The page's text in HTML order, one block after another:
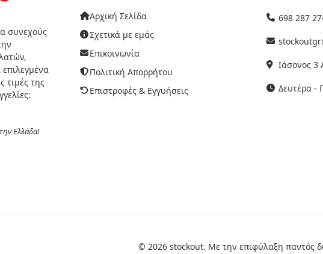
συνεχούς
τιμές της
Ελλάδα!
Αρχική Σελίδα
Σχετικά με εμάς
Επικοινωνία
Πολιτική Απορρήτου
Επιστροφές & Εγγυήσεις
698 287
Ιάσονος 3
Δευτέρα -
© 2026 stockout. Με την επιφύλαξη παντός